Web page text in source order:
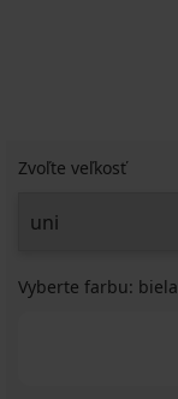
Zvoľte veľkosť
Vyberte farbu: biela